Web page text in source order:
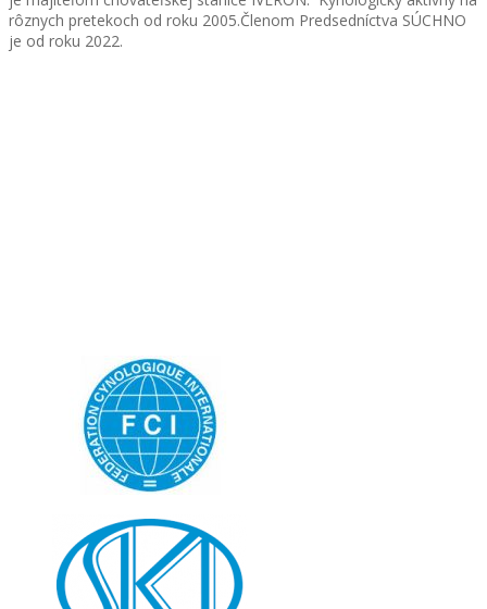
rôznych pretekoch od roku 2005.Členom Predsedníctva SÚCHNO
je od roku 2022.